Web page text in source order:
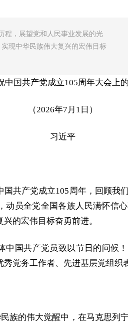
程，展望党和人民事业发展的光
现中华民族伟大复兴的宏伟目标
中国共产党成立105周年大会上
（2026年7月1日）
习近平
国共产党成立105周年，回顾我
动员全党全国各族人民满怀信
的宏伟目标奋勇前进。
中国共产党员致以节日的问候
党务工作者、先进基层党组织
族的伟大觉醒中，在马克思列